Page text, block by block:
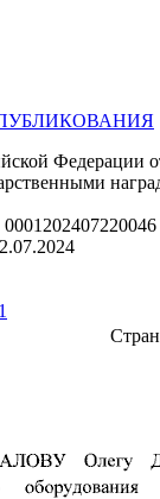
Федерации
0001202407220046